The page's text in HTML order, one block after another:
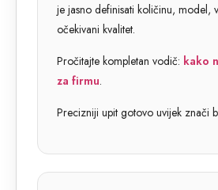
je jasno definisati količinu, model,
očekivani kvalitet.
Pročitajte kompletan vodič: kako
za firmu.
Precizniji upit gotovo uvijek znači